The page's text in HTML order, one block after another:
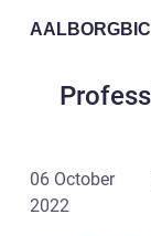
06 October
2022